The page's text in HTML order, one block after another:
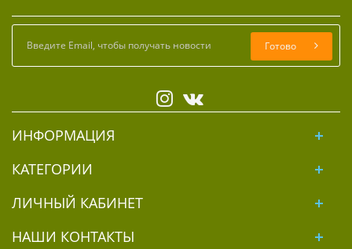
Готово
ИНФОРМАЦИЯ
КАТЕГОРИИ
ЛИЧНЫЙ КАБИНЕТ
НАШИ КОНТАКТЫ